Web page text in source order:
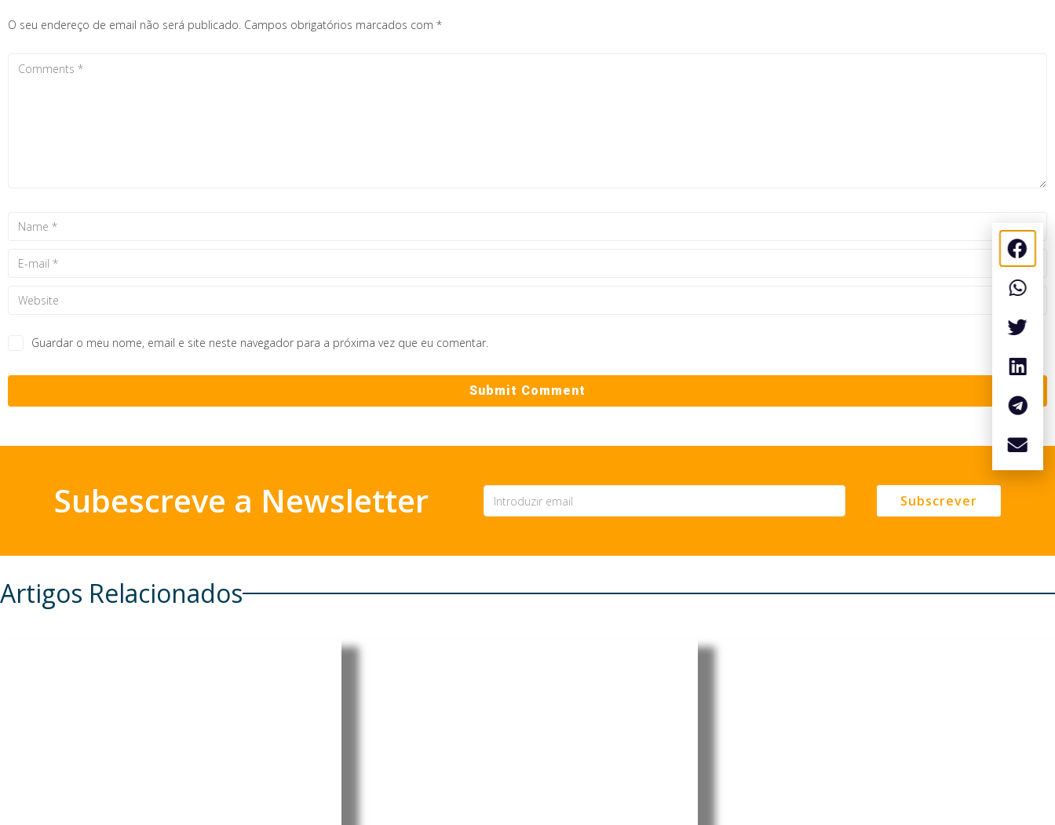
O seu endereço de email não será publicado. Campos obrigatórios marcados com *
Guardar o meu nome, email e site neste navegador para a próxima vez que eu comentar.
Subescreve a Newsletter Subscrever
Artigos Relacionados